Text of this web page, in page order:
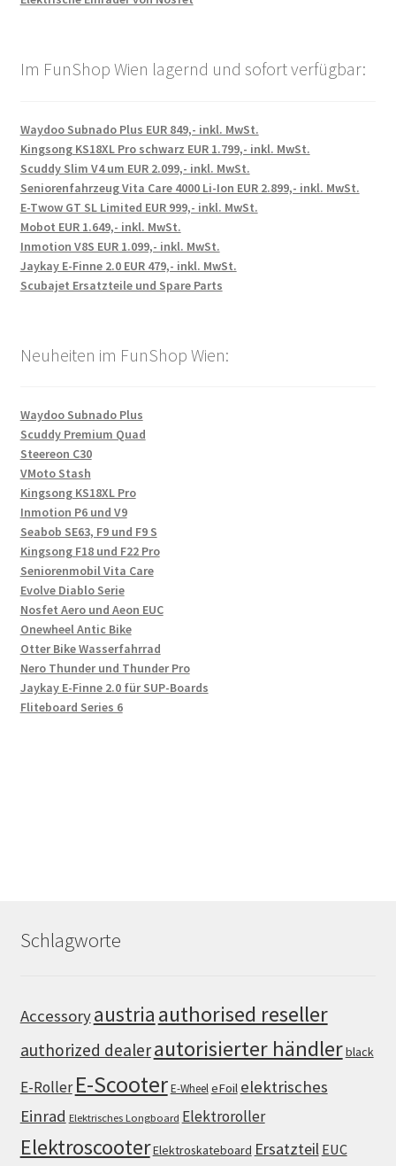
Im FunShop Wien lagernd und sofort verfügbar:
Waydoo Subnado Plus EUR 849,- inkl. MwSt.
Kingsong KS18XL Pro schwarz EUR 1.799,- inkl. MwSt.
Scuddy Slim V4 um EUR 2.099,- inkl. MwSt.
Seniorenfahrzeug Vita Care 4000 Li-Ion EUR 2.899,- inkl. MwSt.
E-Twow GT SL Limited EUR 999,- inkl. MwSt.
Mobot EUR 1.649,- inkl. MwSt.
Inmotion V8S EUR 1.099,- inkl. MwSt.
Jaykay E-Finne 2.0 EUR 479,- inkl. MwSt.
Scubajet Ersatzteile und Spare Parts
Neuheiten im FunShop Wien:
Waydoo Subnado Plus
Scuddy Premium Quad
Steereon C30
VMoto Stash
Kingsong KS18XL Pro
Inmotion P6 und V9
Seabob SE63, F9 und F9 S
Kingsong F18 und F22 Pro
Seniorenmobil Vita Care
Evolve Diablo Serie
Nosfet Aero und Aeon EUC
Onewheel Antic Bike
Otter Bike Wasserfahrrad
Nero Thunder und Thunder Pro
Jaykay E-Finne 2.0 für SUP-Boards
Fliteboard Series 6
Schlagworte
Accessoryaustria authorised reseller
authorized dealerautorisierter händlerblack
E-Roller E-ScooterE-WheeleFoil elektrisches
Einrad Elektrisches Longboard Elektroroller
ElektroscooterElektroskateboard Ersatzteil EUC